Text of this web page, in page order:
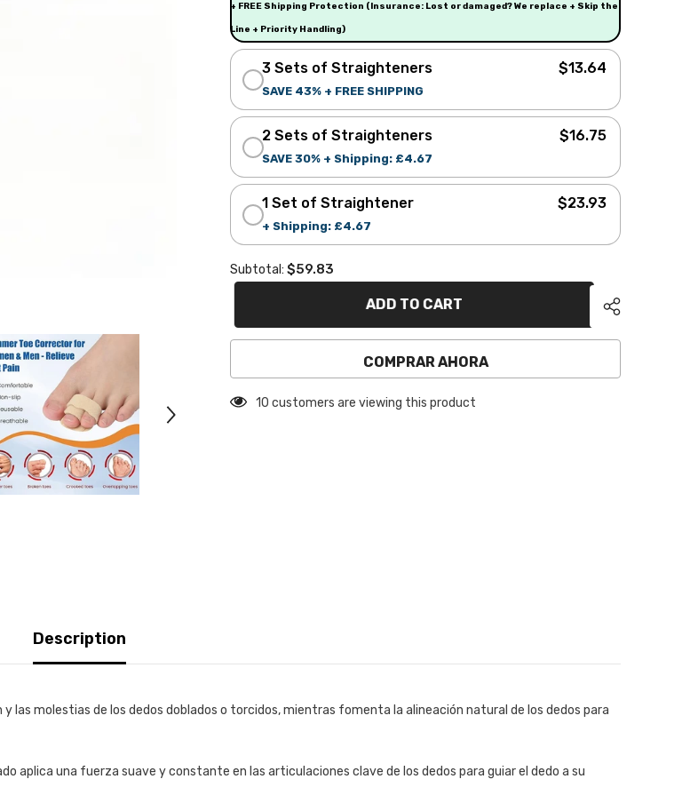
+ FREE Shipping Protection (Insurance: Lost or damaged? We replace + Skip the
Line + Priority Handling)
3 Sets of Straighteners
SAVE 43% + FREE SHIPPING
$13.64
2 Sets of Straighteners
SAVE 30% + Shipping: £4.67
$16.75
1 Set of Straightener
+ Shipping: £4.67
$23.93
Subtotal:$59.83
ADD TO CART
COMPRAR AHORA
38 customers are viewing this product
Description
y las molestias de los dedos doblados o torcidos, mientras fomenta la alineación natural de los dedos para
aplica una fuerza suave y constante en las articulaciones clave de los dedos para guiar el dedo a su